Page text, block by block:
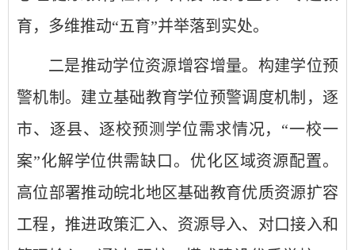
育，多维推动“五育”并举落到实处。
二是推动学位资源增容增量。构建学位预
警机制。建立基础教育学位预警调度机制，逐
市、逐县、逐校预测学位需求情况，“一校一
案”化解学位供需缺口。优化区域资源配置。
高位部署推动皖北地区基础教育优质资源扩容
工程，推进政策汇入、资源导入、对口接入和